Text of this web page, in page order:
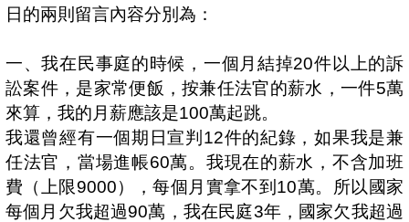
日的兩則留言內容分別為：
一、我在民事庭的時候，一個月結掉20件以上的訴
訟案件，是家常便飯，按兼任法官的薪水，一件5萬
來算，我的月薪應該是100萬起跳。
我還曾經有一個期日宣判 12件的紀錄，如果我是兼
任法官，當場進帳60萬。我現在的薪水，不含加班
費（上限9000），每個月實拿不到 10萬。所以國家
每個月欠我超過90萬，我在民庭3年，國家欠我超過